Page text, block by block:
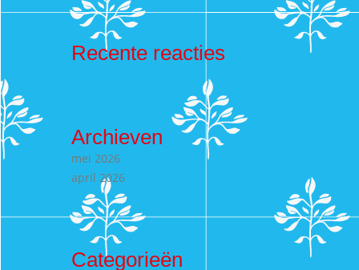
Recente reacties
Archieven
mei 2026
april 2026
Categorieën